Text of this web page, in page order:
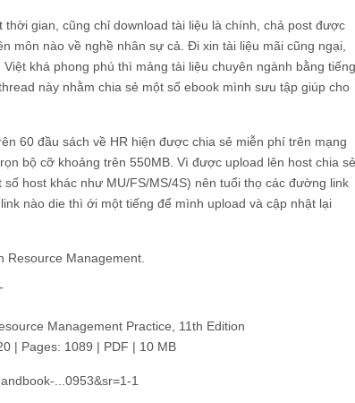
gian, cũng chỉ download tài liệu là chính, chả post được
môn nào về nghề nhân sự cả. Đi xin tài liệu mãi cũng ngại,
khá phong phú thì mảng tài liệu chuyên ngành bằng tiếng
này nhằm chia sẻ một số ebook mình sưu tập giúp cho
60 đầu sách về HR hiện được chia sẻ miễn phí trên mạng
bộ cỡ khoảng trên 550MB. Vì được upload lên host chia sẻ
host khác như MU/FS/MS/4S) nên tuổi thọ các đường link
nào die thì ới một tiếng để mình upload và cập nhật lại
Resource Management.
Management Practice, 11th Edition
| Pages: 1089 | PDF | 10 MB
...0953&sr=1-1